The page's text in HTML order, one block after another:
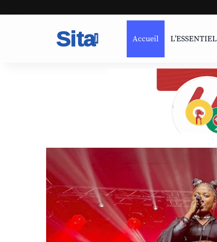
Accueil L’ESSENTIEL